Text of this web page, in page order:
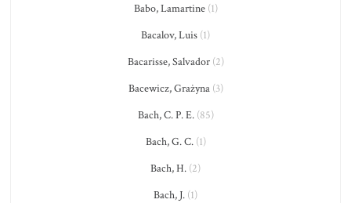
Babo, Lamartine(1)
Bacalov, Luis (1)
Bacarisse, Salvador(2)
Bacewicz, Grażyna(3)
Bach, C. P. E.(85)
Bach, G. C.(1)
Bach, H. (2)
Bach, J. (1)